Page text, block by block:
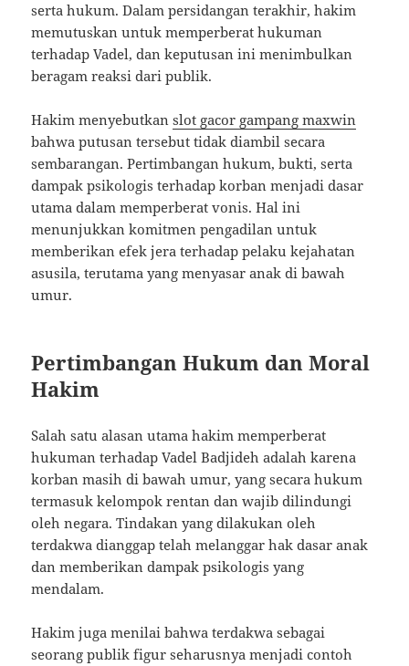
serta hukum. Dalam persidangan terakhir, hakim
memutuskan untuk memperberat hukuman
terhadap Vadel, dan keputusan ini menimbulkan
beragam reaksi dari publik.
Hakim menyebutkanslot gacor gampang maxwin
bahwa putusan tersebut tidak diambil secara
sembarangan. Pertimbangan hukum, bukti, serta
dampak psikologis terhadap korban menjadi dasar
utama dalam memperberat vonis. Hal ini
menunjukkan komitmen pengadilan untuk
memberikan efek jera terhadap pelaku kejahatan
asusila, terutama yang menyasar anak di bawah
umur.
Pertimbangan Hukum dan Moral
Hakim
Salah satu alasan utama hakim memperberat
hukuman terhadap Vadel Badjideh adalah karena
korban masih di bawah umur, yang secara hukum
termasuk kelompok rentan dan wajib dilindungi
oleh negara. Tindakan yang dilakukan oleh
terdakwa dianggap telah melanggar hak dasar anak
dan memberikan dampak psikologis yang
mendalam.
Hakim juga menilai bahwa terdakwa sebagai
seorang publik figur seharusnya menjadi contoh